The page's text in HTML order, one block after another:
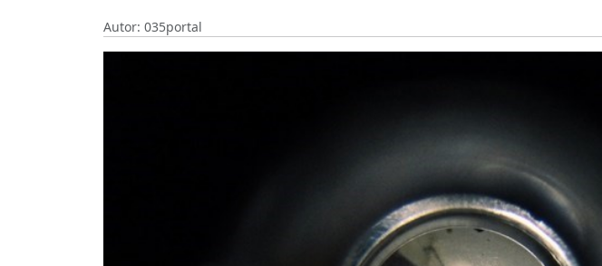
Autor: 035portal